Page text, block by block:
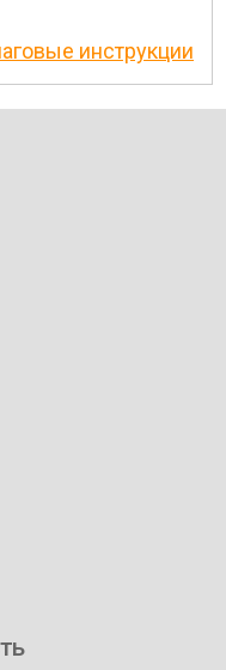
инструкции